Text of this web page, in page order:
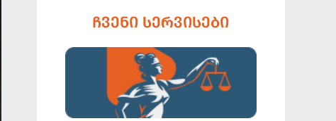
ᲩᲕᲔᲜᲘ ᲡᲔᲠᲕᲘᲡᲔᲑᲘ